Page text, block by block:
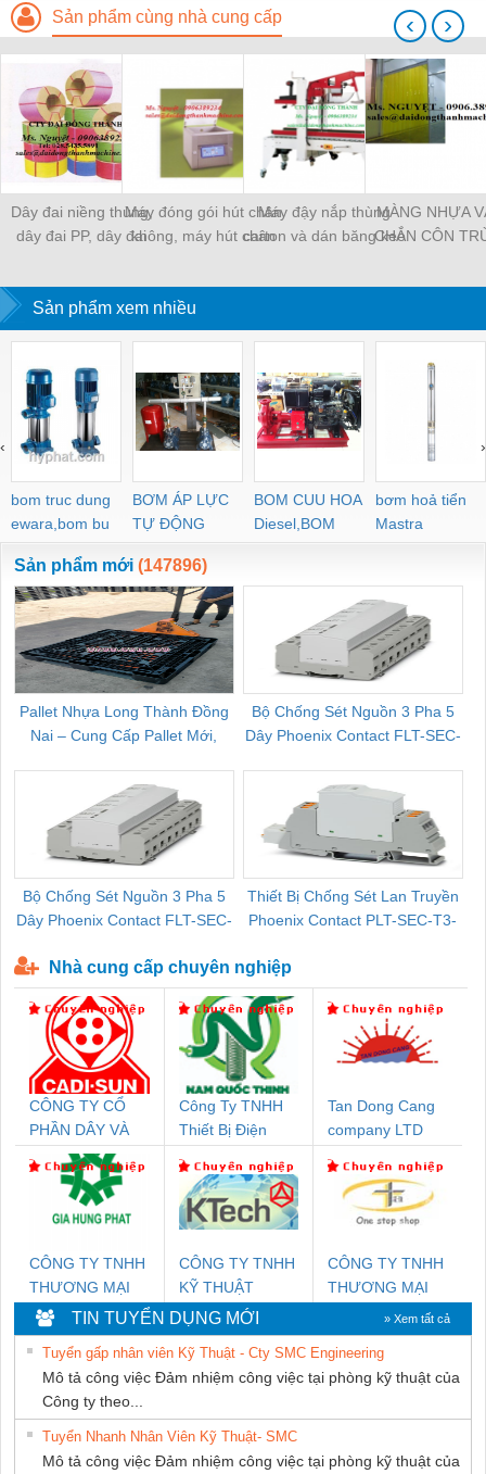
Sản phẩm cùng nhà cung cấp
Dây đai niềng thùng,
dây đai PP, dây đai
Máy đóng gói hút chân
không, máy hút chân
Máy đậy nắp thùng
carton và dán băng keo
MÀNG NHỰA
CHẮN CÔN
KHO LẠNH,
‹ ›
Sản phẩm xem nhiều
bom truc dung
ewara,bom bu
ewara
BƠM ÁP LỰC
TỰ ĐỘNG
BOM CUU HOA
Diesel,BOM
CHUA CHAY
bơm hoả tiển
Mastra
‹ ›
Sản phẩm mới (147896)
Pallet Nhựa Long Thành Đồng
Nai – Cung Cấp Pallet Mới,
Bộ Chống Sét Nguồn 3 Pha 5
Dây Phoenix Contact FLT-SEC-
Bộ Chống Sét Nguồn 3 Pha 5
Dây Phoenix Contact FLT-SEC-
Thiết Bị Chống Sét Lan Truyền
Phoenix Contact PLT-SEC-T3-
Nhà cung cấp chuyên nghiệp
CÔNG TY CỔ
PHẦN DÂY VÀ
CÁP ĐIỆN
THƯỢNG ĐÌNH
Công Ty TNHH
Thiết Bị Điện
Tan Dong Cang
company LTD
CÔNG TY TNHH
THƯƠNG MẠI
DỊCH VỤ KỸ
THUẬT ĐIỆN CƠ
GIA HƯNG PHÁT
CÔNG TY TNHH
KỸ THUẬT
KTECH VIỆT
NAM
CÔNG TY TNHH
THƯƠNG MẠI
THIÊN ÂN VIỆT
NAM
TIN TUYỂN DỤNG MỚI » Xem tất cả
Tuyển gấp nhân viên Kỹ Thuật - Cty SMC Engineering
Mô tả công việc Đảm nhiệm công việc tại phòng kỹ thuật của
Công ty theo...
Tuyển Nhanh Nhân Viên Kỹ Thuật- SMC
Mô tả công việc Đảm nhiệm công việc tại phòng kỹ thuật của